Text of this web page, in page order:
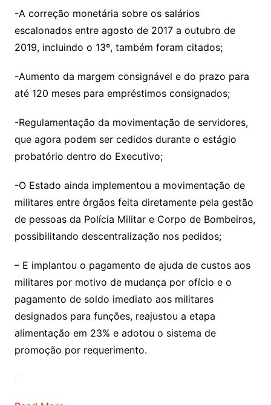
-A correção monetária sobre os salários
escalonados entre agosto de 2017 a outubro de
2019, incluindo o 13º, também foram citados;
-Aumento da margem consignável e do prazo para
até 120 meses para empréstimos consignados;
-Regulamentação da movimentação de servidores,
que agora podem ser cedidos durante o estágio
probatório dentro do Executivo;
-O Estado ainda implementou a movimentação de
militares entre órgãos feita diretamente pela gestão
de pessoas da Polícia Militar e Corpo de Bombeiros,
possibilitando descentralização nos pedidos;
– E implantou o pagamento de ajuda de custos aos
militares por motivo de mudança por ofício e o
pagamento de soldo imediato aos militares
designados para funções, reajustou a etapa
alimentação em 23% e adotou o sistema de
promoção por requerimento.